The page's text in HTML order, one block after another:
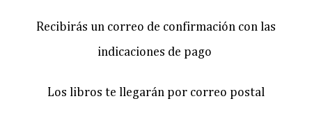
Recibirás un correo de confirmación con las
indicaciones de pago
Los libros te llegarán por correo postal